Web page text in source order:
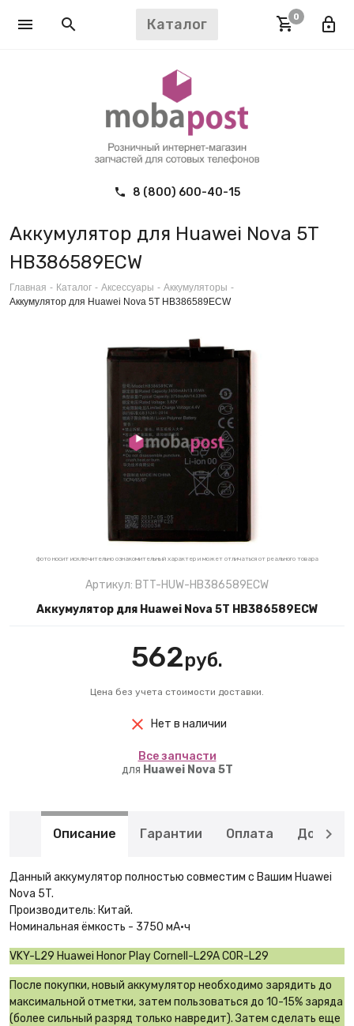
Каталог 0
8 (800) 600-40-15
Аккумулятор для Huawei Nova 5T
HB386589ECW
Главная - Каталог - Аксессуары - Аккумуляторы -
Аккумулятор для Huawei Nova 5T HB386589ECW
фото носит исключительно ознакомительный характер и может отличаться от реального товара
Артикул: BTT-HUW-HB386589ECW
Аккумулятор для Huawei Nova 5T HB386589ECW
562руб.
Цена без учета стоимости доставки.
Нет в наличии
Вcе запчасти
для Huawei Nova 5T
Описание Гарантии Оплата
Данный аккумулятор полностью совместим с Вашим Huawei
Nova 5T.
Производитель: Китай.
Номинальная ёмкость - 3750 мА·ч
VKY-L29 Huawei Honor Play Cornell-L29A COR-L29
После покупки, новый аккумулятор необходимо зарядить до
максимальной отметки, затем пользоваться до 10-15% заряда
(более сильный разряд только навредит). Затем сделать еще